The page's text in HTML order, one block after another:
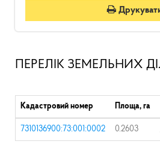
ПЕРЕЛІК ЗЕМЕЛЬНИХ
Кадастровий номер Площа, га
7310136900:73:001:0002 0.2603